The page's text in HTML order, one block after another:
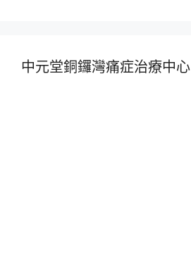
中元堂銅鑼灣痛症治療中心